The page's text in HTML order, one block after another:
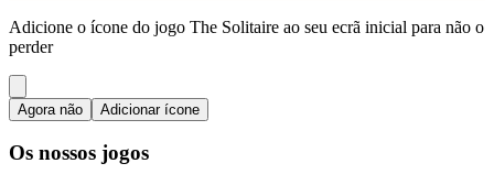
Adicione o ícone do jogo The Solitaire ao seu ecrã inicial para não o
perder
Agora não Adicionar ícone
Os nossos jogos